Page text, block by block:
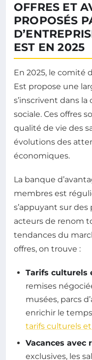
OFFRES ET
PROPOSÉS
EST EN 2025
En 2025, le comité
Est propose une
s’inscrivent dans
sociale. Ces offres
qualité de vie des
évolutions des
économiques.
La banque
membres est
s’appuyant sur
acteurs de renom
tendances du
offres, on trouve :
Tarifs culturels
remises
musées, parcs
enrichir le
tarifs culturels
Vacances avec
exclusives, les